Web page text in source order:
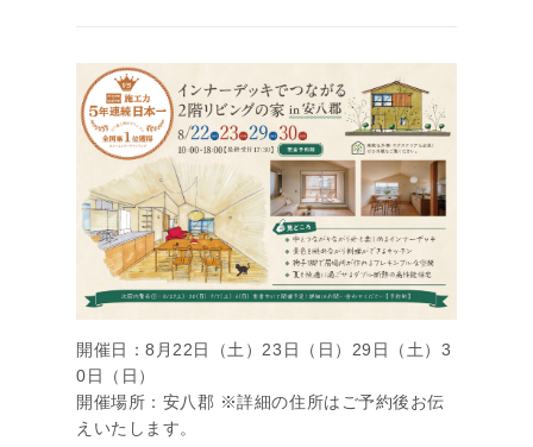
開催日：8月22日（土）23日（日）29日（土）3
0日（日）
開催場所：安八郡 ※詳細の住所はご予約後お伝
えいたします。